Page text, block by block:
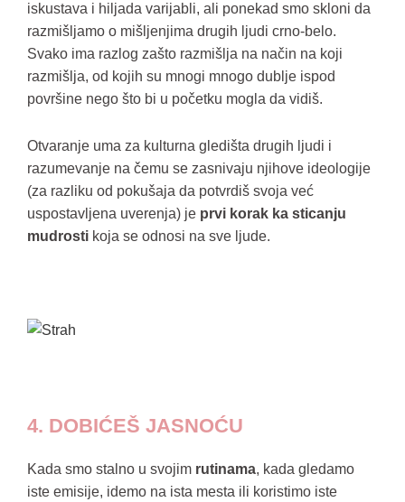
iskustava i hiljada varijabli, ali ponekad smo skloni da
razmišljamo o mišljenjima drugih ljudi crno-belo.
Svako ima razlog zašto razmišlja na način na koji
razmišlja, od kojih su mnogi mnogo dublje ispod
površine nego što bi u početku mogla da vidiš.
Otvaranje uma za kulturna gledišta drugih ljudi i
razumevanje na čemu se zasnivaju njihove ideologije
(za razliku od pokušaja da potvrdiš svoja već
uspostavljena uverenja) je prvi korak ka sticanju
mudrosti koja se odnosi na sve ljude.
4. DOBIĆEŠ JASNOĆU
Kada smo stalno u svojim rutinama, kada gledamo
iste emisije, idemo na ista mesta ili koristimo iste